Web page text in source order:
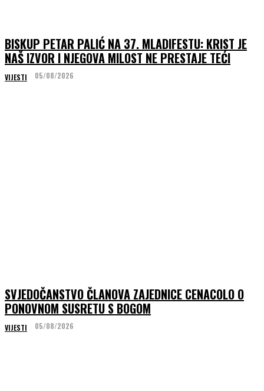
BISKUP PETAR PALIĆ NA 37. MLADIFESTU: KRIST JE
NAŠ IZVOR I NJEGOVA MILOST NE PRESTAJE TEĆI
VIJESTI 05/08/2026
SVJEDOČANSTVO ČLANOVA ZAJEDNICE CENACOLO O
PONOVNOM SUSRETU S BOGOM
VIJESTI 05/08/2026